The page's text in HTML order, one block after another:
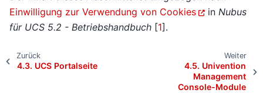
Einwilligung zur Verwendung von Cookies
in Nubus
für UCS 5.2 - Betriebshandbuch [1].
Zurück
4.3. UCS Portalseite
Weiter
4.5. Univention
Management
Console-Module